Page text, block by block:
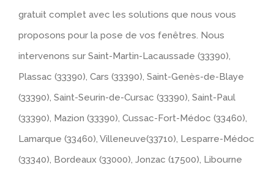
gratuit complet avec les solutions que nous vous
proposons pour la pose de vos fenêtres. Nous
intervenons sur Saint-Martin-Lacaussade (33390),
Plassac (33390), Cars (33390), Saint-Genès-de-Blaye
(33390), Saint-Seurin-de-Cursac (33390), Saint-Paul
(33390), Mazion (33390), Cussac-Fort-Médoc (33460),
Lamarque (33460), Villeneuve(33710), Lesparre-Médoc
(33340), Bordeaux (33000), Jonzac (17500), Libourne